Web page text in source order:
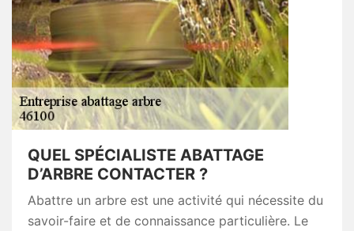
QUEL SPÉCIALISTE ABATTAGE
D’ARBRE CONTACTER ?
Abattre un arbre est une activité qui nécessite du
savoir-faire et de connaissance particulière. Le